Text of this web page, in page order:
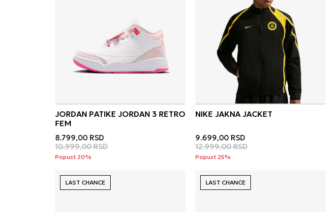
JORDAN PATIKE JORDAN 3 RETRO
FEM
8.799,00 RSD
10.999,00 RSD
Popust 20%
NIKE JAKNA JACKET
9.699,00 RSD
12.999,00 RSD
Popust 25%
LAST CHANCE LAST CHANCE